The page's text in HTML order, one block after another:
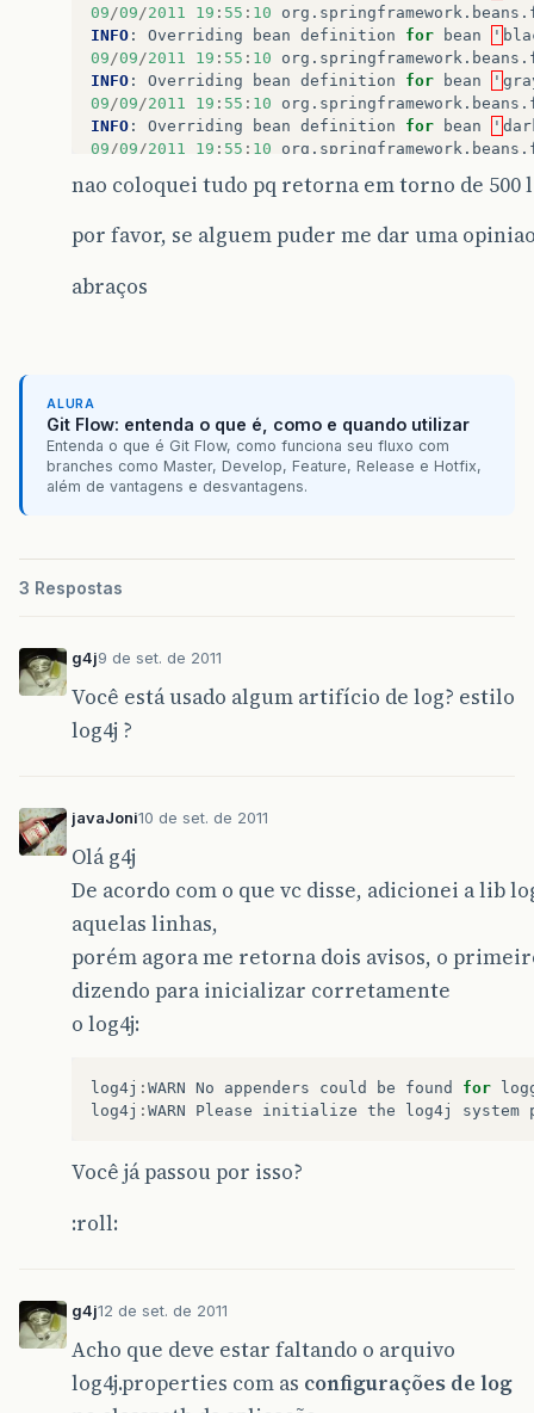
09 /09 /2011 19 : 55 : 10 org . springframework . beans .
INFO : Overriding bean definition for bean '
09 /09 /2011 19 : 55 : 10 org . springframework . beans .
INFO : Overriding bean definition for bean '
09 /09 /2011 19 : 55 : 10 org . springframework . beans .
INFO : Overriding bean definition for bean '
09 /09 /2011 19 : 55 : 10 org . springframework . beans .
09 /09/2011 19:55: 10 org.springframework.beans.
09 /09/2011 19:55:10 org.springframework .beans.
09/09/
nao coloquei tudo pq retorna em torno de 500
por favor, se alguem puder me dar uma
abraços
ALURA
Git Flow: entenda o que é, como e quando utilizar
Entenda o que é Git Flow, como funciona seu fluxo com
branches como Master, Develop, Feature, Release e Hotfix,
além de vantagens e desvantagens.
3 Respostas
g4j9 de set. de 2011
Você está usado algum artifício de log? estilo
log4j ?
javaJoni10 de set. de 2011
Olá g4j
De acordo com o que vc disse, adicionei a lib
aquelas linhas,
porém agora me retorna dois avisos, o
dizendo para inicializar corretamente
o log4j:
log4j : WARN No appenders could be found for
log4j : WARN Please initialize the log4j system
Você já passou por isso?
:roll:
g4j12 de set. de 2011
Acho que deve estar faltando o arquivo
log4j.properties com as configurações de log